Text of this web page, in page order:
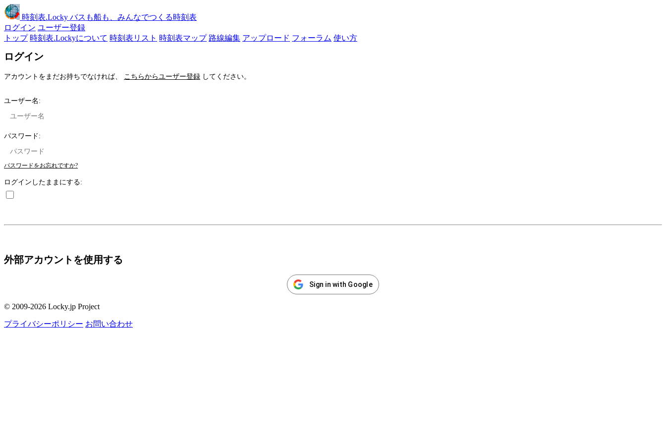
時刻表.Locky バスも船も、みんなでつくる時刻表
ログイン ユーザー登録
トップ 時刻表.Lockyについて 時刻表リスト 時刻表マップ 路線編集 アップロード フォーラム 使い方
ログイン
アカウントをまだお持ちでなければ、 こちらからユーザー登録 してください。
ユーザー名:
パスワード:
パスワードをお忘れですか?
ログインしたままにする:
外部アカウントを使用する
Sign in with Google
© 2009-2026 Locky.jp Project
プライバシーポリシー お問い合わせ